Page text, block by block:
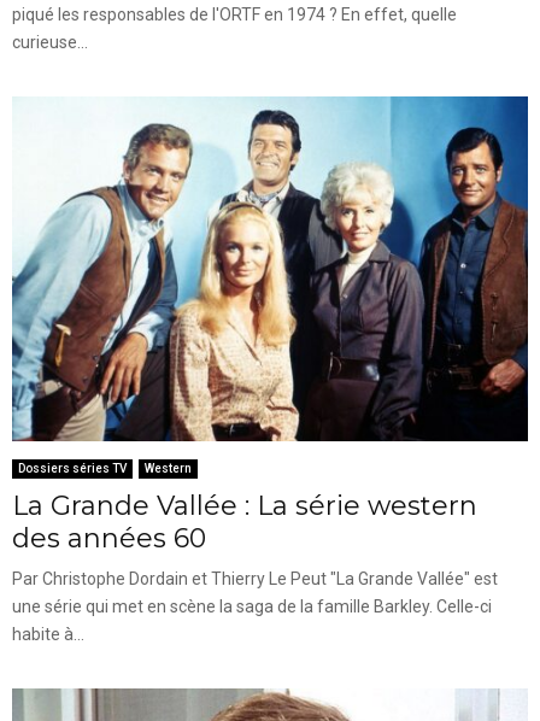
piqué les responsables de l'ORTF en 1974 ? En effet, quelle
curieuse...
Dossiers séries TV Western
La Grande Vallée : La série western
des années 60
Par Christophe Dordain et Thierry Le Peut "La Grande Vallée" est
une série qui met en scène la saga de la famille Barkley. Celle-ci
habite à...